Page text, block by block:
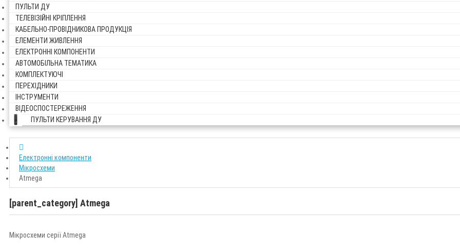
ПУЛЬТИ ДУ
ТЕЛЕВІЗІЙНІ КРІПЛЕННЯ
КАБЕЛЬНО-ПРОВІДНИКОВА ПРОДУКЦІЯ
ЕЛЕМЕНТИ ЖИВЛЕННЯ
ЕЛЕКТРОННІ КОМПОНЕНТИ
АВТОМОБІЛЬНА ТЕМАТИКА
КОМПЛЕКТУЮЧІ
ПЕРЕХІДНИКИ
ІНСТРУМЕНТИ
ВІДЕОСПОСТЕРЕЖЕННЯ
ПУЛЬТИ КЕРУВАННЯ ДУ
Електронні компоненти
Мікросхеми
Atmega
[parent_category] Atmega
Мікросхеми серії Atmega